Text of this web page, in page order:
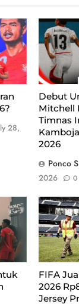
28,
Debut
Mitchell
Timnas
2026
Ponco
2026
0
Rumput
York,
Dunia
pcs/Foto :
FIFA
2026
Jersey